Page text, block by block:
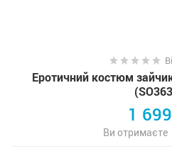
Еротичний костюм
1 699
Ви отримаєте